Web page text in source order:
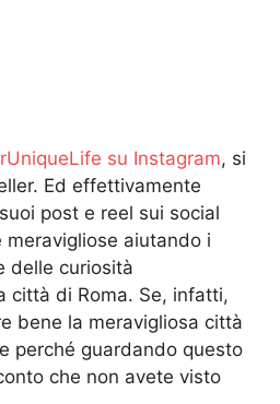
su Instagram, si
Ed effettivamente
post e reel sui social
aiutando i
delle curiosità
città di Roma. Se, infatti,
bene la meravigliosa città
perché guardando questo
che non avete visto